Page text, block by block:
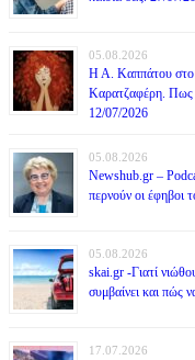
05.08.2026
Η Α. Καππάτου στο
Καρατζαφέρη. Πως
12/07/2026
05.08.2026
Newshub.gr –
περνούν οι έφηβοι
05.08.2026
skai.gr -Γιατί
συμβαίνει και πώς
17.07.2026